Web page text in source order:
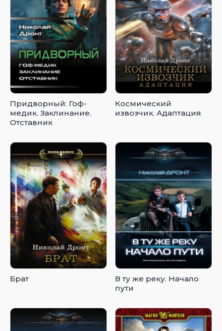
Придворный: Гоф-
медик. Заклинание.
Отставник
Космический
извозчик. Адаптация
Брат
В ту же реку. Начало
пути